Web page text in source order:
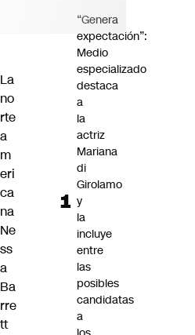
La
no
rte
a
m
eri
ca
na
Ne
ss
a
Ba
rre
tt
“Genera
expectación”:
Medio
especializado
destaca
a
la
actriz
Mariana
di
Girolamo
y
la
incluye
entre
las
posibles
candidatas
a